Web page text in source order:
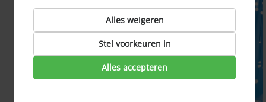
Alles weigeren
Stel voorkeuren in
Alles accepteren